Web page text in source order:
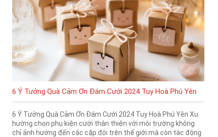
6 Ý Tưởng Quà Cảm Ơn Đám Cưới 2024 Tuy Hoà Phú Yên
6 Ý Tưởng Quà Cảm Ơn Đám Cưới 2024 Tuy Hoà Phú Yên Xu
hướng chọn phụ kiện cưới thân thiện với môi trường không
chỉ ảnh hưởng đến các cặp đôi trên thế giới mà còn tác động